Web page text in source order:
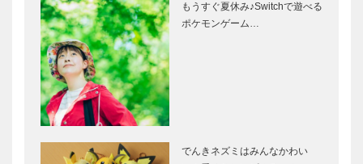
もうすぐ夏休み♪Switchで遊べる
ポケモンゲーム…
でんきネズミはみんなかわい